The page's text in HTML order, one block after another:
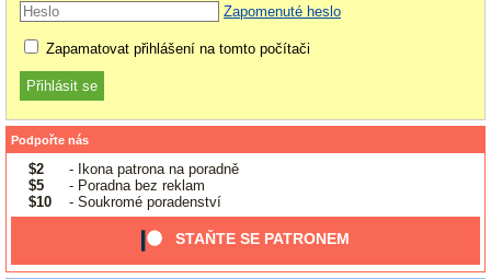
Zapomenuté heslo
Zapamatovat přihlášení na tomto počítači
Podpořte nás
$2
- Ikona patrona na poradně
$5
- Poradna bez reklam
$10
- Soukromé poradenství
STAŇTE SE PATRONEM